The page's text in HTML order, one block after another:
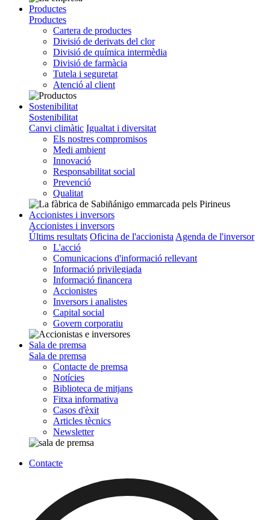
Productes
Productes
Cartera de productes
Divisió de derivats del clor
Divisió de química intermèdia
Divisió de farmàcia
Tutela i seguretat
Atenció al client
Sostenibilitat
Sostenibilitat
Canvi climàtic Igualtat i diversitat
Els nostres compromisos
Medi ambient
Innovació
Responsabilitat social
Prevenció
Qualitat
Accionistes i inversors
Accionistes i inversors
Últims resultats Oficina de l'accionista Agenda de l'inversor
L'acció
Comunicacions d'informació rellevant
Informació privilegiada
Informació financera
Accionistes
Inversors i analistes
Capital social
Govern corporatiu
Sala de premsa
Sala de premsa
Contacte de premsa
Notícies
Biblioteca de mitjans
Fitxa informativa
Casos d'èxit
Articles tècnics
Newsletter
Contacte